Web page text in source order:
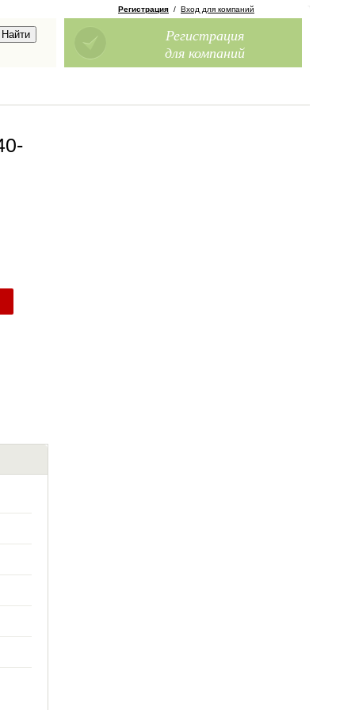
Регистрация / Вход для компаний
Регистрация
для компаний